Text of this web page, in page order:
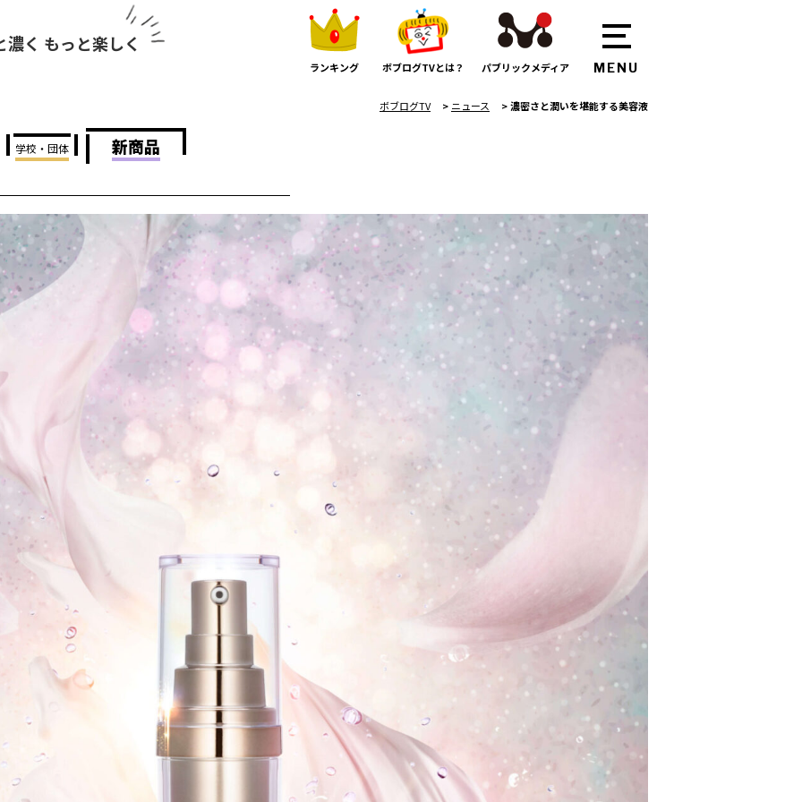
く もっと楽しく
ランキング ボブログTVとは？ パブリックメディア
ボブログTV > ニュース >濃密さと潤いを堪能する美容液
学校・団体 新商品